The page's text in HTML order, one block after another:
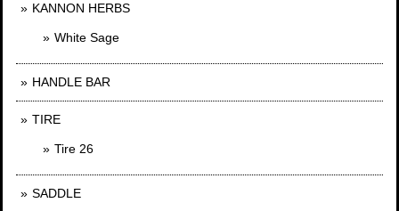
KANNON HERBS
White Sage
HANDLE BAR
TIRE
Tire 26
SADDLE